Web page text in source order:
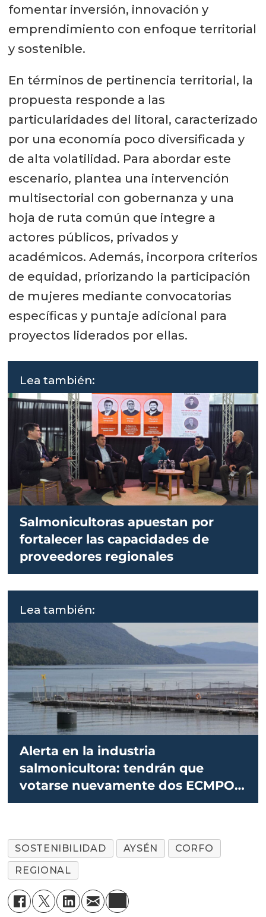
fomentar inversión, innovación y
emprendimiento con enfoque territorial
y sostenible.
En términos de pertinencia territorial, la
propuesta responde a las
particularidades del litoral, caracterizado
por una economía poco diversificada y
de alta volatilidad. Para abordar este
escenario, plantea una intervención
multisectorial con gobernanza y una
hoja de ruta común que integre a
actores públicos, privados y
académicos. Además, incorpora criterios
de equidad, priorizando la participación
de mujeres mediante convocatorias
específicas y puntaje adicional para
proyectos liderados por ellas.
Lea también:
Salmonicultoras apuestan por
fortalecer las capacidades de
proveedores regionales
Lea también:
Alerta en la industria
salmonicultora: tendrán que
votarse nuevamente dos ECMPO
en Aysén
SOSTENIBILIDAD AYSÉN
CORFO
REGIONAL